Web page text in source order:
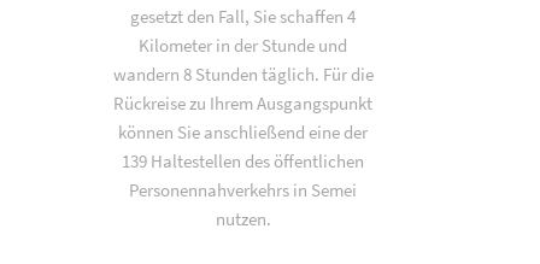
gesetzt den Fall, Sie schaffen 4
Kilometer in der Stunde und
wandern 8 Stunden täglich. Für die
Rückreise zu Ihrem Ausgangspunkt
können Sie anschließend eine der
139 Haltestellen des öffentlichen
Personennahverkehrs in Semei
nutzen.